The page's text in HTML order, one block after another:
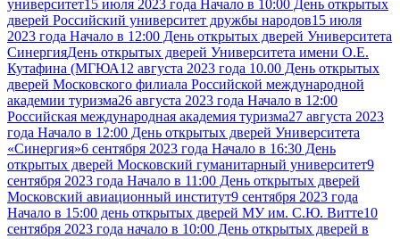
университет15 июля 2023 года Начало в 10:00 День открытых
дверей Российский университет дружбы народов15 июля
2023 года Начало в 12:00 День открытых дверей Университета
СинергияДень открытых дверей Университета имени О.Е.
Кутафина (МГЮА12 августа 2023 года 10.00 День открытых
дверей Московского филиала Российской международной
академии туризма26 августа 2023 года Начало в 12:00
Российская международная академия туризма27 августа 2023
года Начало в 12:00 День открытых дверей Университета
«Синергия»6 сентября 2023 года Начало в 16:30 День
открытых дверей Московский гуманитарный университет9
сентября 2023 года Начало в 11:00 День открытых дверей
Московский авиационный институт9 сентября 2023 года
Начало в 15:00 день открытых дверей МУ им. С.Ю. Витте10
сентября 2023 года начало в 10:00 День открытых дверей в